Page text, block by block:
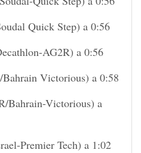
Quick Step) a 0:56
AG2R) a 0:56
Victorious) a 0:58
Bahrain-Victorious) a
Premier Tech) a 1:02